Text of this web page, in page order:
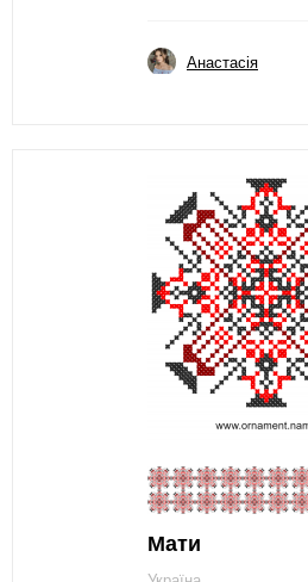
Анастасія
Мати